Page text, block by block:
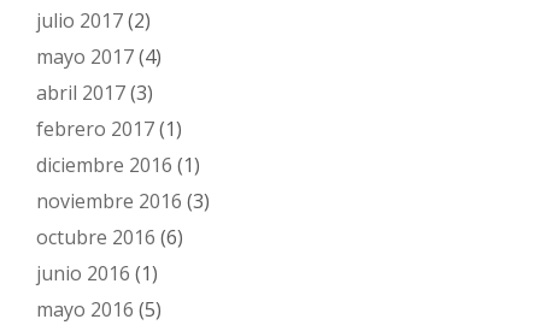
julio 2017(2)
mayo 2017(4)
abril 2017(3)
febrero 2017(1)
diciembre 2016 (1)
noviembre 2016 (3)
octubre 2016 (6)
junio 2016 (1)
mayo 2016 (5)